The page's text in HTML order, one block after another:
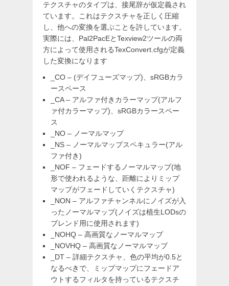
テクスチャのタイプは、接尾辞が仮定義され
ています。これはテクスチャを正しく圧縮
し、他への変換を選ぶことを許しています。
実際には、Pal2PacEとTexview2ツールの両
方によって使用されるTexConvert.cfgが定義
した変換になります
_CO – (デイフューズマップ)、sRGBカラ
ースペース
_CA – アルファ付きカラーマップ(アルフ
ァ付カラーマップ)、sRGBカラースペー
ス
_NO – ノーマルマップ
_NS – ノーマルマップスペキュラー(アル
ファ付き)
_NOF – フェードするノーマルマップ(地
形で使われるような、距離によりミップ
マップがフェードしていくテクスチャ)
_NON – アルファチャンネルにノイズが入
ったノーマルマップ(ノイズは植生LODsの
ブレンド用に使用されます)
_NOHQ – 高画質なノーマルマップ
_NOVHQ – 高画質なノーマルマップ
_DT – 詳細テクスチャ、色の平均が0.5と
なるべきで、ミップマップにフェードア
ウトするフィルタを持っているテクスチ